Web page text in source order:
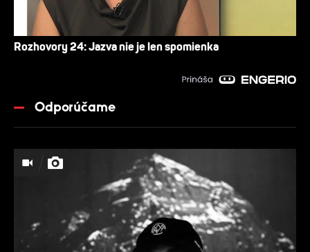
Rozhovory 24: Jazva nie je len spomienka
Odporúčame